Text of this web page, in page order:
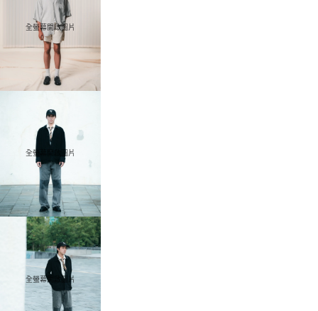
全螢幕開啟圖片
全螢幕開啟圖片
全螢幕開啟圖片